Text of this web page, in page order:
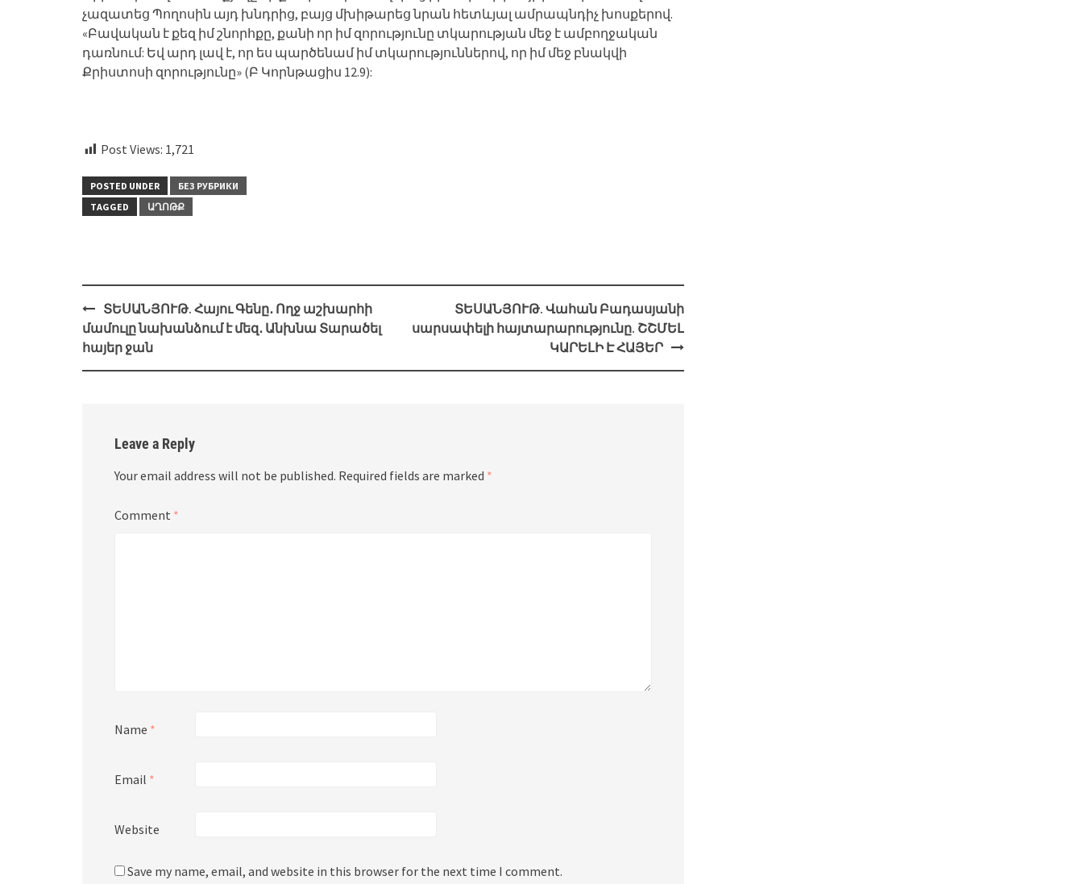
չազատեց Պողոսին այդ խնդրից, բայց մխիթարեց նրան հետևյալ ամրապնդիչ խոսքերով.
«Բավական է քեզ իմ շնորհքը, քանի որ իմ զորությունը տկարության մեջ է ամբողջական
դառնում: Եվ արդ լավ է, որ ես պարծենամ իմ տկարություններով, որ իմ մեջ բնակվի
Քրիստոսի զորությունը» (Բ Կորնթացիս 12.9):
Post Views: 1,721
POSTED UNDER
БЕЗ РУБРИКИ
TAGGED
ԱՂՈԹՔ
Post
navigation
ՏԵՍԱՆՅՈՒԹ. Հայու Գենը․ Ողջ աշխարհի
մամուլը նախանձում է մեզ․ Անխնա Տարածել
հայեր ջան
ՏԵՍԱՆՅՈՒԹ. Վահան Բադասյանի
սարսափելի հայտարարությունը. ՇՇՄԵԼ
ԿԱՐԵԼԻ Է ՀԱՅԵՐ
Leave a Reply
Your email address will not be published. Required fields are marked *
Comment *
Name *
Email *
Website
Save my name, email, and website in this browser for the next time I comment.